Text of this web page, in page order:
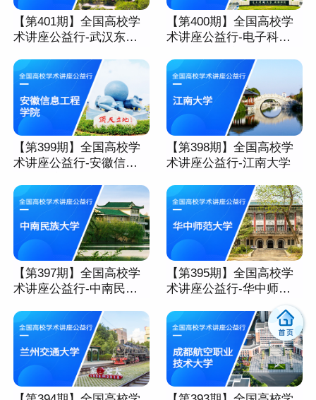
【第401期】全国高校学
术讲座公益行-武汉东湖
【第400期】全国高校学
术讲座公益行-电子科技
【第399期】全国高校学
术讲座公益行-安徽信息
【第398期】全国高校学
术讲座公益行-江南大学
【第397期】全国高校学
术讲座公益行-中南民族
【第395期】全国高校学
术讲座公益行-华中师范